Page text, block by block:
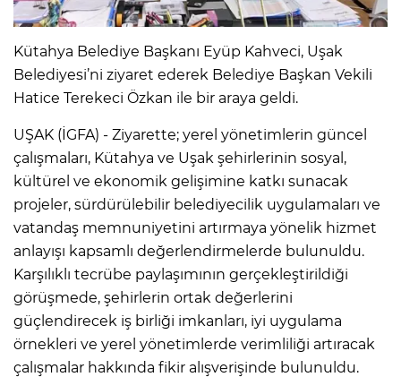
Kütahya Belediye Başkanı Eyüp Kahveci, Uşak
Belediyesi’ni ziyaret ederek Belediye Başkan Vekili
Hatice Terekeci Özkan ile bir araya geldi.
UŞAK (İGFA) - Ziyarette; yerel yönetimlerin güncel
çalışmaları, Kütahya ve Uşak şehirlerinin sosyal,
kültürel ve ekonomik gelişimine katkı sunacak
projeler, sürdürülebilir belediyecilik uygulamaları ve
vatandaş memnuniyetini artırmaya yönelik hizmet
anlayışı kapsamlı değerlendirmelerde bulunuldu.
Karşılıklı tecrübe paylaşımının gerçekleştirildiği
görüşmede, şehirlerin ortak değerlerini
güçlendirecek iş birliği imkanları, iyi uygulama
örnekleri ve yerel yönetimlerde verimliliği artıracak
çalışmalar hakkında fikir alışverişinde bulunuldu.